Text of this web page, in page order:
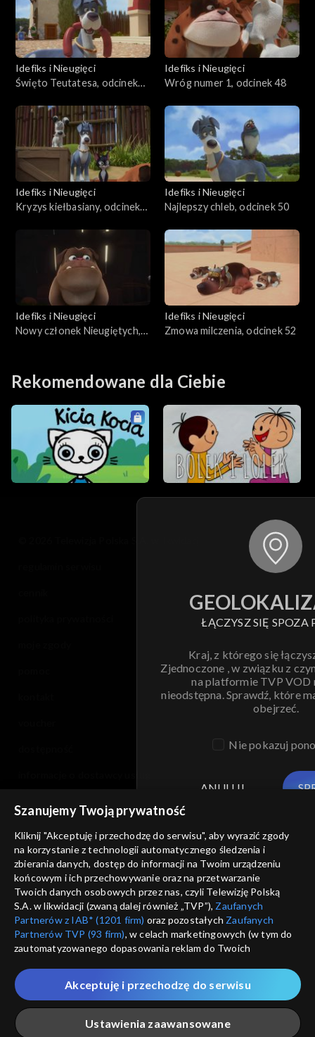
Idefiks i Nieugięci
Święto Teutatesa, odcinek
Idefiks i Nieugięci
Wróg numer 1, odcinek 48
Idefiks i Nieugięci
Kryzys kiełbasiany, odcinek
Idefiks i Nieugięci
Najlepszy chleb, odcinek 50
Idefiks i Nieugięci
Nowy członek Nieugiętych,
Idefiks i Nieugięci
Zmowa milczenia, odcinek 52
Rekomendowane dla Ciebie
ŁĄCZYSZ SIĘ SPOZA
Kraj, z którego się
Zjednoczone , w związku z
na platformie TVP VOD
nieodstępna. Sprawdź, które
obejrzeć.
Nie pokazuj
ANULUJ
Szanujemy Twoją prywatność
Kliknij "Akceptuję i przechodzę do serwisu", aby wyrazić zgody
na korzystanie z technologii automatycznego śledzenia i
zbierania danych, dostęp do informacji na Twoim urządzeniu
końcowym i ich przechowywanie oraz na przetwarzanie
Twoich danych osobowych przez nas, czyli Telewizję Polską
S.A. w likwidacji (zwaną dalej również „TVP”), Zaufanych
Partnerów z IAB* (1201 firm) oraz pozostałych Zaufanych
Partnerów TVP (93 firm), w celach marketingowych (w tym do
zautomatyzowanego dopasowania reklam do Twoich
które wskazujemy poniżej, a także zgody na udostępnianie
przez nas identyfikatora PPID do Google.
Twoje dane osobowe zbierane podczas odwiedzania przez
Ciebie naszych
poszczególnych serwisówzwanych dalej
Ustawienia zaawansowane
Akceptuję i przechodzę do serwisu